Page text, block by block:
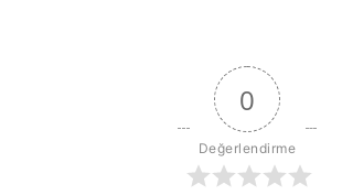
0
Değerlendirme